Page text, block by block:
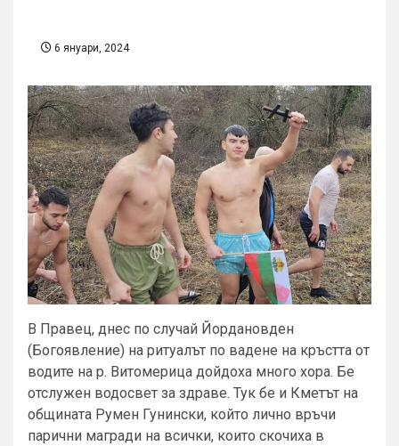
6 януари, 2024
В Правец, днес по случай Йордановден
(Богоявление) на ритуалът по вадене на кръстта от
водите на р. Витомерица дойдоха много хора. Бе
отслужен водосвет за здраве. Тук бе и Кметът на
общината Румен Гунински, който лично връчи
парични магради на всички, които скочиха в